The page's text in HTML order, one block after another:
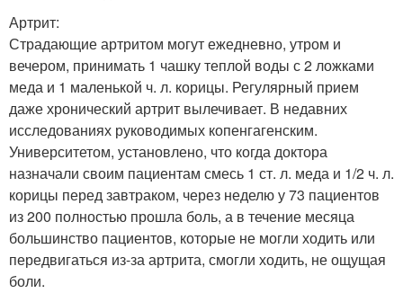
Артрит:
Страдающие артритом могут ежедневно, утром и
вечером, принимать 1 чашку теплой воды с 2 ложками
меда и 1 маленькой ч. л. корицы. Регулярный прием
даже хронический артрит вылечивает. В недавних
исследованиях руководимых копенгагенским.
Университетом, установлено, что когда доктора
назначали своим пациентам смесь 1 ст. л. меда и 1/2 ч. л.
корицы перед завтраком, через неделю у 73 пациентов
из 200 полностью прошла боль, а в течение месяца
большинство пациентов, которые не могли ходить или
передвигаться из-за артрита, смогли ходить, не ощущая
боли.